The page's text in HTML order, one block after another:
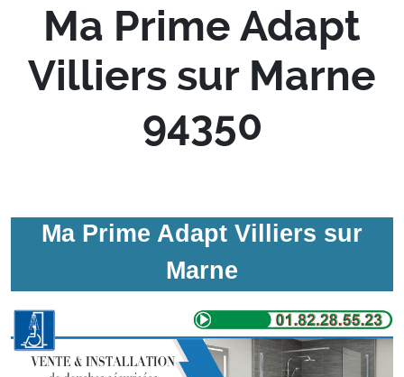
Ma Prime Adapt
Villiers sur Marne
94350
Ma Prime Adapt Villiers sur
Marne